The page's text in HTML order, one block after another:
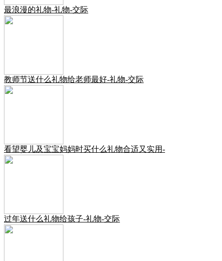
最浪漫的礼物-礼物-交际
教师节送什么礼物给老师最好-礼物-交际
看望婴儿及宝宝妈妈时买什么礼物合适又实用-
过年送什么礼物给孩子-礼物-交际